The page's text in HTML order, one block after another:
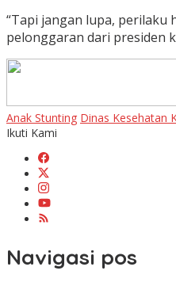
“Tapi jangan lupa, perilaku
pelonggaran dari presiden
Anak Stunting Dinas Kesehatan
Ikuti Kami
Navigasi pos